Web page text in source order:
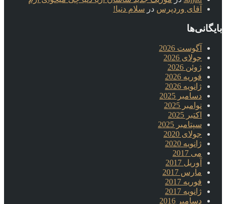
آقای وردپرس در سلام دنیا!
بایگانی‌ها
آگوست 2026
جولای 2026
ژوئن 2026
فوریه 2026
ژانویه 2026
دسامبر 2025
نوامبر 2025
اکتبر 2025
سپتامبر 2025
جولای 2020
ژانویه 2020
می 2017
آوریل 2017
مارس 2017
فوریه 2017
ژانویه 2017
دسامبر 2016